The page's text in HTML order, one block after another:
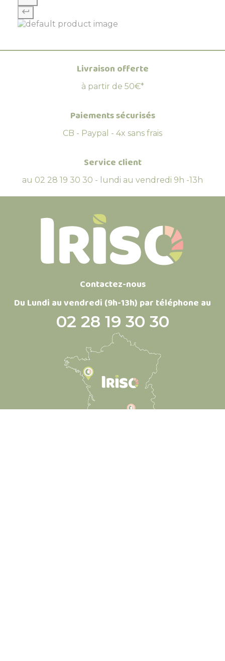
Livraison offerte
à partir de 50€*
Paiements sécurisés
CB - Paypal - 4x sans frais
Service client
au 02 28 19 30 30 - lundi au vendredi 9h -13h
Contactez-nous
Du Lundi au vendredi (9h-13h) par téléphone au
02 28 19 30 30